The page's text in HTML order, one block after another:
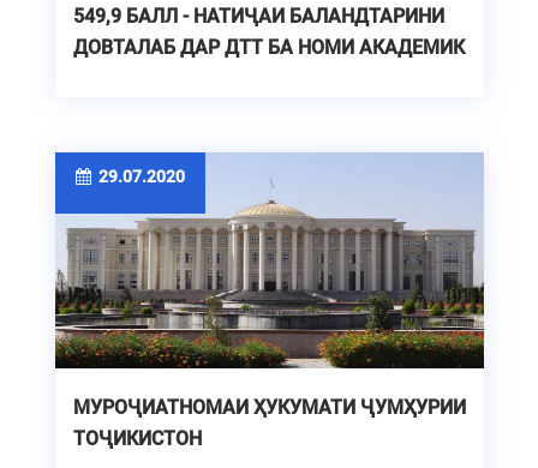
549,9 БАЛЛ - НАТИҶАИ БАЛАНДТАРИНИ
ДОВТАЛАБ ДАР ДТТ БА НОМИ АКАДЕМИК
29.07.2020
МУРОҶИАТНОМАИ ҲУКУМАТИ ҶУМҲУРИИ
ТОҶИКИСТОН